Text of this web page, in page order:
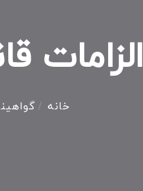
الزامات
خانه /